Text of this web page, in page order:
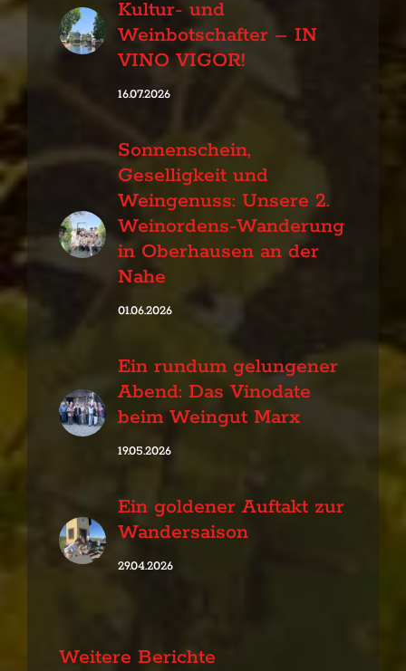
Kultur- und
Weinbotschafter – IN
VINO VIGOR!
16.07.2026
Sonnenschein,
Geselligkeit und
Weingenuss: Unsere 2.
Weinordens-Wanderung
in Oberhausen an der
Nahe
01.06.2026
Ein rundum gelungener
Abend: Das Vinodate
beim Weingut Marx
19.05.2026
Ein goldener Auftakt zur
Wandersaison
29.04.2026
Weitere Berichte